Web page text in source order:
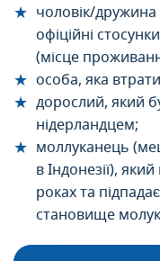
чоловік/
офіційні
(місце
особа, яка
дорослий, який
нідерландцем;
моллуканець
в Індонезії),
роках та
становище